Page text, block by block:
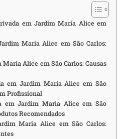
em Jardim Maria Alice em
Maria Alice em São Carlos:
Alice em São Carlos: Causas
em Jardim Maria Alice em São
Profissional
em Jardim Maria Alice em São
Recomendados
Maria Alice em São Carlos: